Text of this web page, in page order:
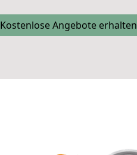
Kostenlose Angebote erhalten